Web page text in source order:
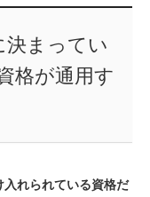
決まってい
格が通用す
入れられている資格だ